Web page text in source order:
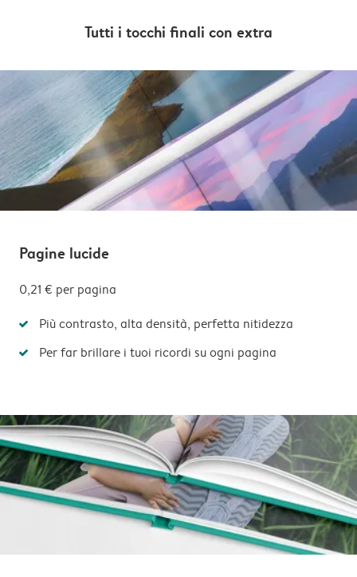
Tutti i tocchi finali con extra
Pagine lucide
0,21 € per pagina
Più contrasto, alta densità, perfetta nitidezza
Per far brillare i tuoi ricordi su ogni pagina